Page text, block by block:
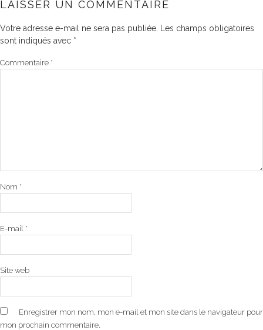
LAISSER UN COMMENTAIRE
Votre adresse e-mail ne sera pas publiée.
Les champs obligatoires
sont indiqués avec *
Commentaire *
Nom *
E-mail *
Site web
Enregistrer mon nom, mon e-mail et mon site dans le navigateur pour
mon prochain commentaire.